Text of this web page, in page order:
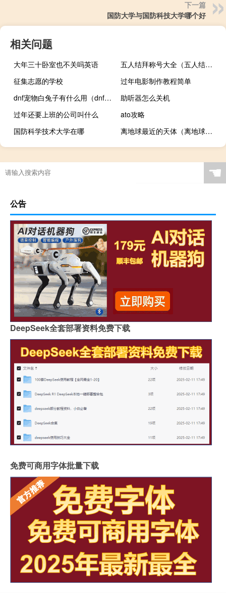
下一篇
国防大学与国防科技大学哪个好
相关问题
大年三十卧室也不关吗英语
五人结拜称号大全（五人结拜称号大全）
征集志愿的学校
过年电影制作教程简单
dnf宠物白兔子有什么用（dnf白兔子属性）
助听器怎么关机
过年还要上班的公司叫什么
ato攻略
国防科学技术大学在哪
离地球最近的天体（离地球最近的黑洞）
☚
公告
DeepSeek全套部署资料免费下载
免费可商用字体批量下载